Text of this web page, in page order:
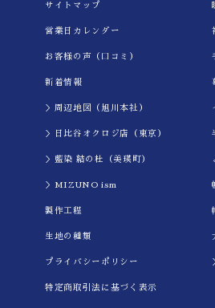
サイトマップ
営業日カレンダー
お客様の声（口コミ）
新着情報
＞周辺地図（旭川本社）
＞日比谷オクロジ店（東京）
＞藍染 結の杜（美瑛町）
＞MIZUNO ism
製作工程
生地の種類
プライバシーポリシー
特定商取引法に基づく表示